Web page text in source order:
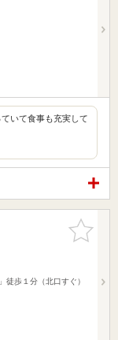
いて食事も充実して
お気に入
りに追加
歩１分（北口すぐ）